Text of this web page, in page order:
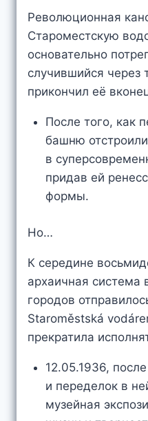
Революционная
Староместскую
основательно
случившийся через
прикончил её
После того, как
башню
в
придав ей
формы.
Но…
К середине
архаичная система
городов
Staroměstská
прекратила
12.05.1936,
и переделок в
музейная